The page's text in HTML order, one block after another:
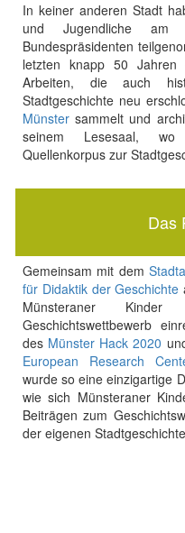
In keiner anderen Stadt
und Jugendliche am
Bundespräsidenten
letzten knapp 50 Jahren
Arbeiten, die auch
Stadtgeschichte neu
Münstersammelt und
seinem Lesesaal,
Quellenkorpus zur
Das
Gemeinsam mit dem
für Didaktik der Geschichte
Münsteraner
Geschichtswettbewerb
des Münster Hack 2020
European Research
wurde so eine einzigartige
wie sich Münsteraner
Beiträgen zum
der eigenen